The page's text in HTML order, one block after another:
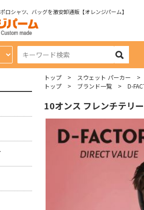
ロシャツ、バッグを激安卸通販【オレンジパーム】
トップ スウェット パーカー
トップ
ブランド一覧 D-
10オンス フレンチテリ